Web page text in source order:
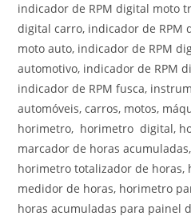
indicador de RPM digital moto
digital carro, indicador de RPM
moto auto, indicador de RPM
automotivo, indicador de RPM
indicador de RPM fusca,
automóveis, carros, motos,
horimetro, horimetro digital,
marcador de horas
horimetro totalizador de horas,
medidor de horas, horimetro
horas acumuladas para painel